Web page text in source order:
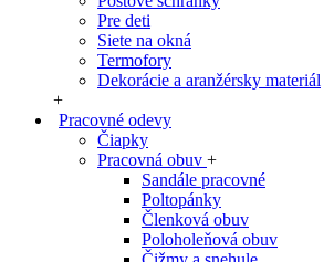
Pre deti
Siete na okná
Termofory
Dekorácie a aranžérsky materiál
+
Pracovné odevy
Čiapky
Pracovná obuv +
Sandále pracovné
Poltopánky
Členková obuv
Poloholeňová obuv